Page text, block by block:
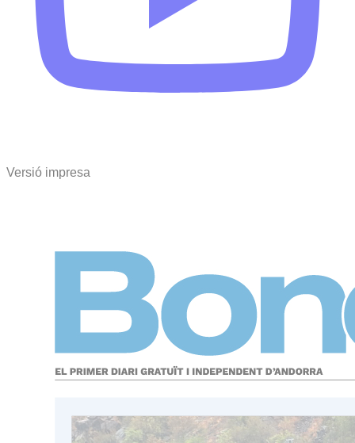
Versió impresa